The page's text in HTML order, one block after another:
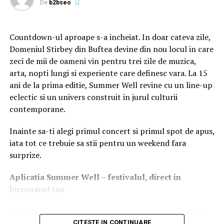
funcție de ambient, asigurându-se că display-ul rămâne
personal, Xiaomi Smart Band 8 Pro oferă curele cu
prindere rapidă pe ambele părți ale brățării, permițând
schimbarea facilă a acestora. Este disponibil în culorile
negru sau argintiu, cu o gamă largă de materiale și culori
pentru curele, astfel încât utilizatorii să își
personalizeze complet look-ul.² Pentru a răspunde
preferințelor individuale, Xiaomi Smart Band 8 Pro oferă
o selecție de peste 200 de cadrane, inclusiv opțiuni cu
teme din jocuri video, care adaugă o notă de
divertisment experienței.³
Xiaomi Smart Band 8 Pro oferă, de asemenea,
monitorizare sportivă la nivel profesional, cu o selecție
opțiuni de exerciții și preferințe individuale. Pentru
De b2bseo
Countdown-ul aproape s-a incheiat. In doar cateva zile,
Domeniul Stirbey din Buftea devine din nou locul in care
zeci de mii de oameni vin pentru trei zile de muzica,
arta, nopti lungi si experiente care definesc vara. La 15
ani de la prima editie, Summer Well revine cu un line-up
eclectic si un univers construit in jurul culturii
contemporane.
Inainte sa-ti alegi primul concert si primul spot de apus,
iata tot ce trebuie sa stii pentru un weekend fara
surprize.
Aplicatia Summer Well– festivalul, direct in
buzunarul tau
CITESTE IN CONTINUARE